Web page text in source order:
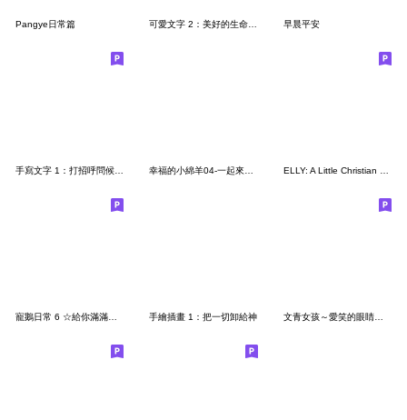
Pangye日常篇 早晨平安
寵鵝日常 6 ☆給你滿滿情緒價值☆ 手繪插畫 1：把一切卸給神 文青女孩～愛笑的眼睛～願你喜樂（無文字）